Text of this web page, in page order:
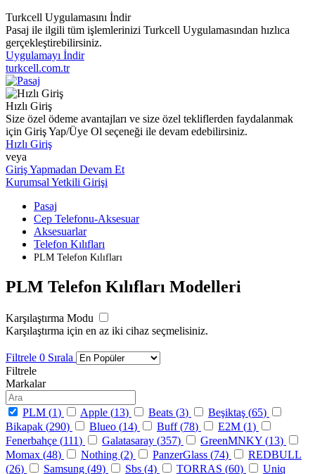
Turkcell Uygulamasını İndir
Pasaj ile ilgili tüm işlemlerinizi Turkcell Uygulamasından hızlıca
gerçekleştirebilirsiniz.
Uygulamayı İndir
turkcell.com.tr
Hızlı Giriş
Size özel ödeme avantajları ve size özel tekliflerden faydalanmak
için Giriş Yap/Üye Ol seçeneği ile devam edebilirsiniz.
Hızlı Giriş
veya
Giriş Yapmadan Devam Et
Kurumsal Yetkili Girişi
Pasaj
Cep Telefonu-Aksesuar
Aksesuarlar
Telefon Kılıfları
PLM Telefon Kılıfları
PLM Telefon Kılıfları Modelleri
Karşılaştırma Modu
Karşılaştırma için en az iki cihaz seçmelisiniz.
Filtrele 0 Sırala
Filtrele
Markalar
PLM (1) Apple (13) Beats (3) Beşiktaş (65)
Bikapak (290) Blueo (14) Buff (78) E2M (1)
Fenerbahçe (111) Galatasaray (357) GreenMNKY (13)
Momax (48) Nothing (2) PanzerGlass (74)
REDBULL
(26) Samsung (49) Sbs (4) TORRAS (60) Uniq